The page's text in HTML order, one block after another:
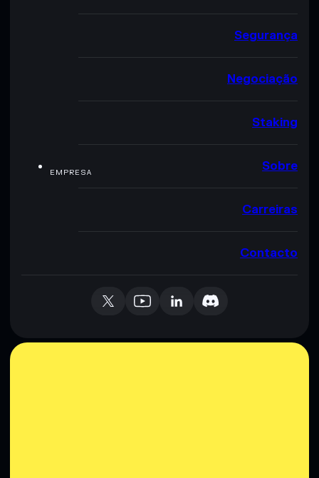
Segurança
Negociação
Staking
EMPRESA Sobre
Carreiras
Contacto